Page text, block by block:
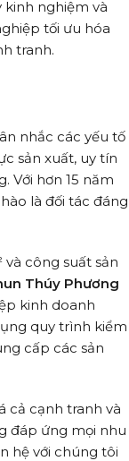
kinh nghiệm và
tối ưu hóa
tranh.
nhắc các yếu tố
sản xuất, uy tín
Với hơn 15 năm
là đối tác đáng
và công suất sản
Thúy Phương
kinh doanh
quy trình kiểm
cấp các sản
cả cạnh tranh và
đáp ứng mọi nhu
hệ với chúng tôi